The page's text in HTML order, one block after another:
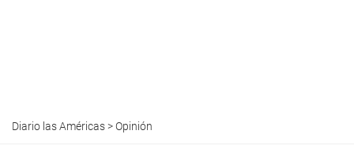
Diario las Américas>Opinión